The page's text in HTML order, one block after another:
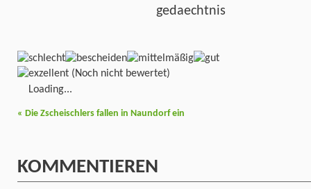
gedaechtnis
(Noch nicht bewertet)
Loading...
« Die Zscheischlers fallen in Naundorf ein
KOMMENTIEREN